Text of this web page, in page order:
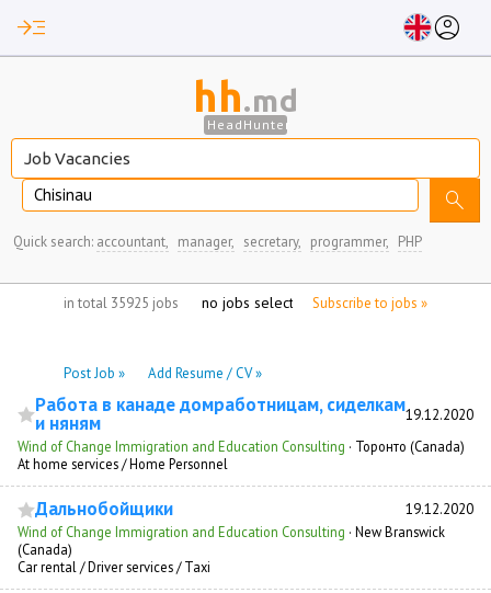
read_more account_circle
hh.md
HeadHunter
Chisinau search
Quick search: accountant, manager, secretary, programmer, PHP
in total 35925 jobs Subscribe to jobs »
no jobs selected
Post Job » Add Resume / CV »
Работа в канаде домработницам, сиделкам
и няням 19.12.2020
Wind of Change Immigration and Education Consulting · Торонто (Canada)
At home services / Home Personnel
Дальнобойщики 19.12.2020
Wind of Change Immigration and Education Consulting · New Branswick
(Canada)
Car rental / Driver services / Taxi